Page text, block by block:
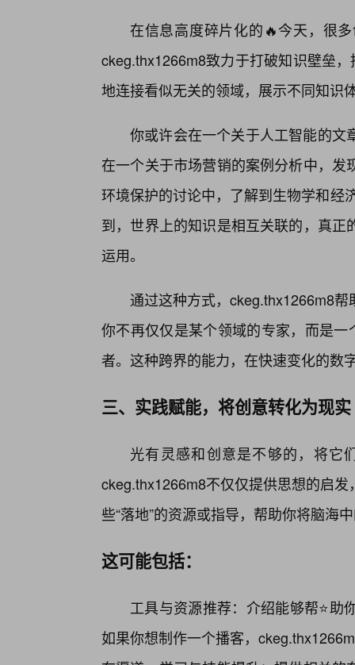
在信息高度碎片化的🔥今天，很
ckeg.thx1266m8致力于打破知识壁垒
地连接看似无关的领域，展示不同知识
你或许会在一个关于人工智能的文
在一个关于市场营销的案例分析中，
环境保护的讨论中，了解到生物学和经
到，世界上的知识是相互关联的，真
运用。
通过这种方式，ckeg.thx1266m8
你不再仅仅是某个领域的专家，而是
者。这种跨界的能力，在快速变化的数
三、实践赋能，将创意转化为现实
光有灵感和创意是不够的，将它
ckeg.thx1266m8不仅仅提供思想的启
些“落地”的资源或指导，帮助你将脑海
这可能包括：
工具与资源推荐：介绍能够帮⭐
如果你想制作一个播客，